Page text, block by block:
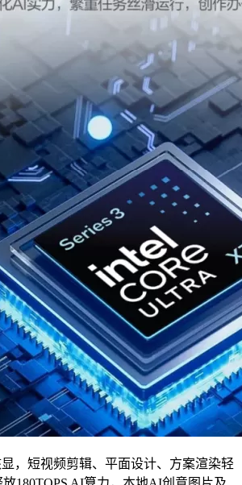
显，短视频剪辑、平面设计、方案渲染轻